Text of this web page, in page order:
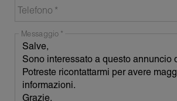
Telefono
Messaggio